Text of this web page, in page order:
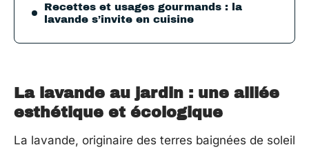
Recettes et usages gourmands : la
lavande s’invite en cuisine
La lavande au jardin : une alliée
esthétique et écologique
La lavande, originaire des terres baignées de soleil